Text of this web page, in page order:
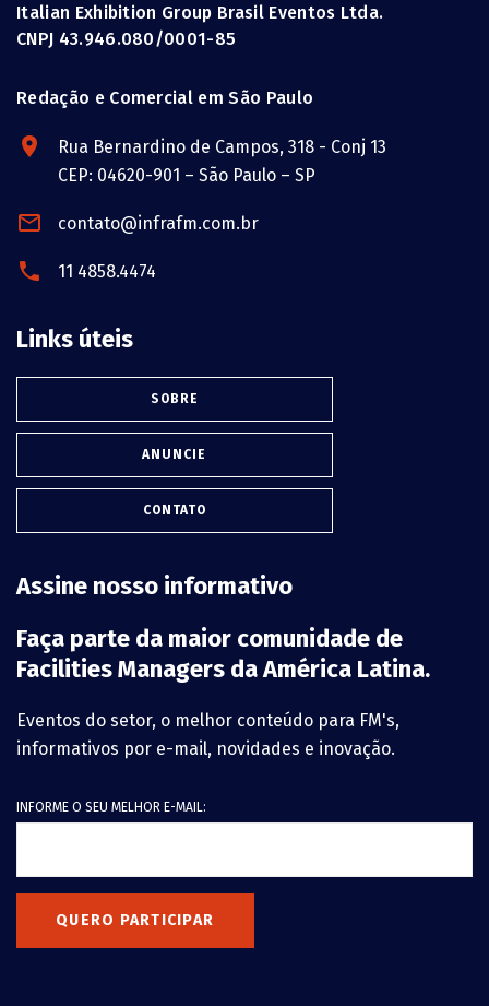
Italian Exhibition Group Brasil Eventos Ltda.
CNPJ 43.946.080/0001-85
Redação e Comercial em São Paulo
Rua Bernardino de Campos, 318 - Conj 13
CEP: 04620-901 – São Paulo – SP
contato@infrafm.com.br
11 4858.4474
Links úteis
SOBRE
ANUNCIE
CONTATO
Assine nosso informativo
Faça parte da maior comunidade de
Facilities Managers da América Latina.
Eventos do setor, o melhor conteúdo para FM's,
informativos por e-mail, novidades e inovação.
INFORME O SEU MELHOR E-MAIL:
QUERO PARTICIPAR